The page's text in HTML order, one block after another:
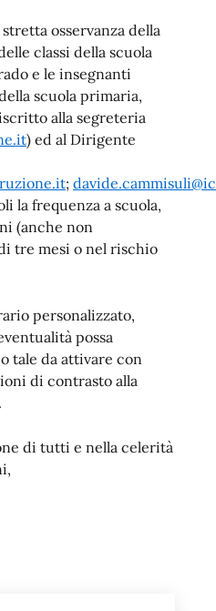
osservanza della
classi della scuola
e le insegnanti
scuola primaria,
alla segreteria
) ed al Dirigente
;
la frequenza a scuola,
(anche non
tre mesi o nel rischio
personalizzato,
possa
tale da attivare con
di contrasto alla
di tutti e nella celerità